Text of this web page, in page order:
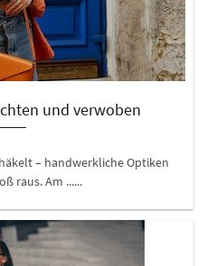
und verwoben
– handwerkliche Optiken
raus. Am ......